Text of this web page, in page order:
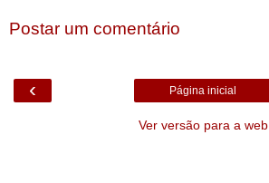
Postar um comentário
‹ Página inicial
Ver versão para a web